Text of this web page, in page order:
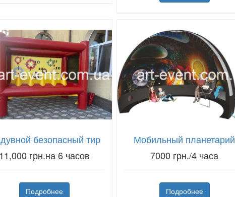
безопасный тир
грн.на 6 часов
Подробнее
Мобильный планетарий
7000 грн./4 часа
Подробнее